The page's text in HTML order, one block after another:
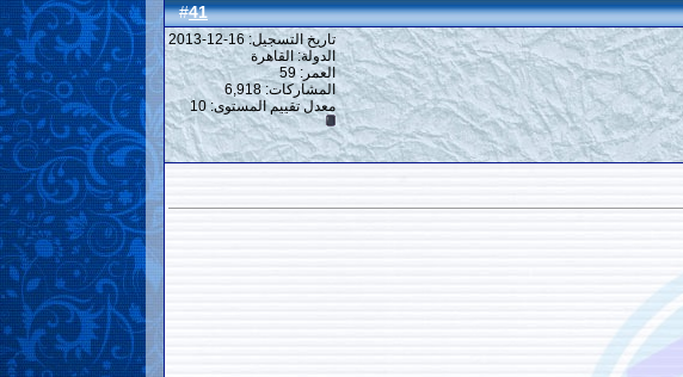
#
41
تاريخ التسجيل: 16-12-2013
الدولة: القاهرة
العمر: 59
المشاركات: 6,918
معدل تقييم المستوى: 10